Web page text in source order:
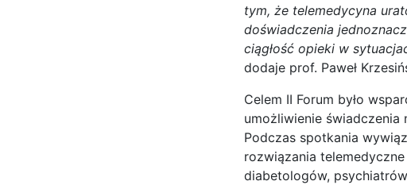
tym, że telemedycyna
doświadczenia
ciągłość opieki w
dodaje prof. Paweł
Celem II Forum było
umożliwienie
Podczas spotkania
rozwiązania
diabetologów,